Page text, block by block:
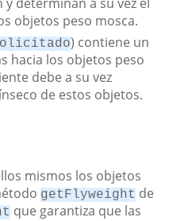
objetos peso mosca.
) contiene un
hacia los objetos peso
debe a su vez
de estos objetos.
mismos los objetos
getFlyweight de
que garantiza que las